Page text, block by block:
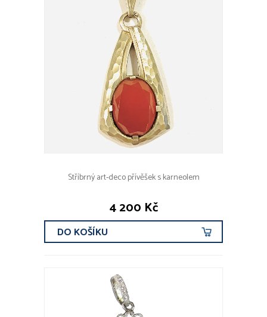
Stříbrný art-deco přívěšek s karneolem
4 200 Kč
DO KOŠÍKU